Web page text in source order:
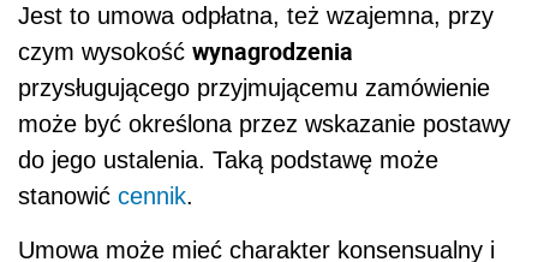
Jest to umowa odpłatna, też wzajemna, przy
czym wysokość wynagrodzenia
przysługującego przyjmującemu zamówienie
może być określona przez wskazanie postawy
do jego ustalenia. Taką podstawę może
stanowić cennik.
Umowa może mieć charakter konsensualny i